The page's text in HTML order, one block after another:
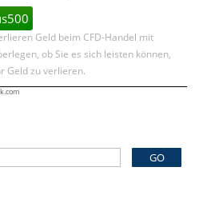
Geld beim CFD-Handel mit
ob Sie es sich leisten können,
Geld zu verlieren.
GO